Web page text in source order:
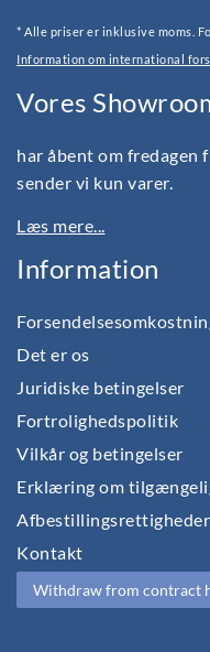
* Alle priser er inklusive moms.
Information om international
Vores
har åbent om fredagen
sender vi kun varer.
Læs mere...
Information
Det er os
Juridiske betingelser
Fortrolighedspolitik
Vilkår og betingelser
Erklæring om
Afbestillingsrettigheder
Kontakt
Withdraw from contract